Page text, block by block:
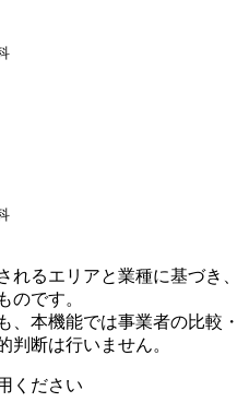
るエリアと業種に基づき、
のです。
、本機能では事業者の比較・
判断は行いません。
ください